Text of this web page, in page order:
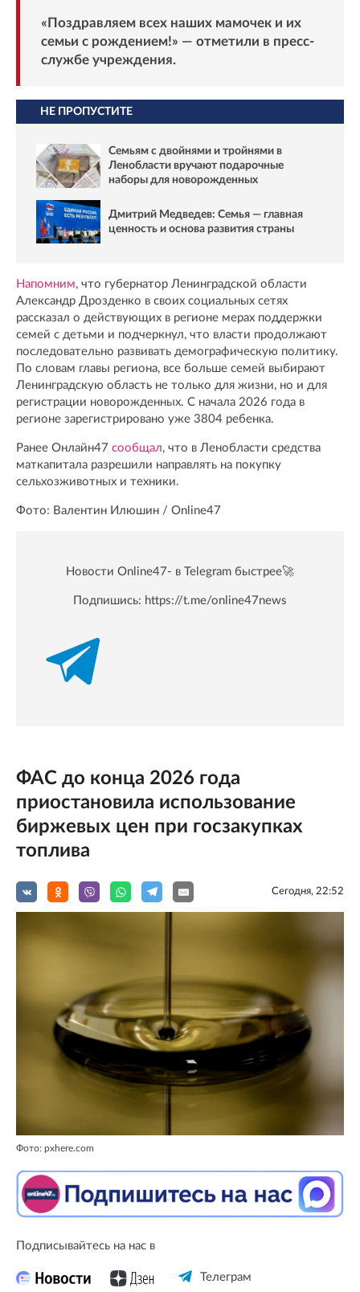
«Поздравляем всех наших мамочек и их
семьи с рождением!» — отметили в пресс-
службе учреждения.
НЕ ПРОПУСТИТЕ
Семьям с двойнями и тройнями в
Ленобласти вручают подарочные
наборы для новорожденных
Дмитрий Медведев: Семья — главная
ценность и основа развития страны
Напомним, что губернатор Ленинградской области
Александр Дрозденко в своих социальных сетях
рассказал о действующих в регионе мерах поддержки
семей с детьми и подчеркнул, что власти продолжают
последовательно развивать демографическую политику.
По словам главы региона, все больше семей выбирают
Ленинградскую область не только для жизни, но и для
регистрации новорожденных. С начала 2026 года в
регионе зарегистрировано уже 3804 ребенка.
Ранее Онлайн47 сообщал, что в Ленобласти средства
маткапитала разрешили направлять на покупку
сельхозживотных и техники.
Фото: Валентин Илюшин / Online47
Новости Online47- в Telegram быстрее🚀
Подпишись: https://t.me/online47news
ФАС до конца 2026 года
приостановила использование
биржевых цен при госзакупках
топлива
Сегодня, 22:52
Фото: pxhere.com
Подписывайтесь на нас в
Телеграм